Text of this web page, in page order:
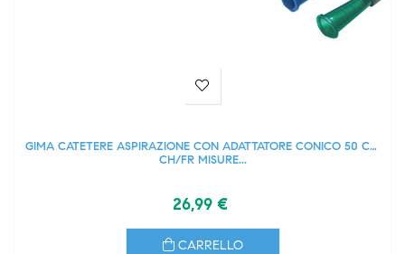
GIMA CATETERE ASPIRAZIONE CON ADATTATORE CONICO 50 CM
CH/FR MISURE...
26,99 €
CARRELLO